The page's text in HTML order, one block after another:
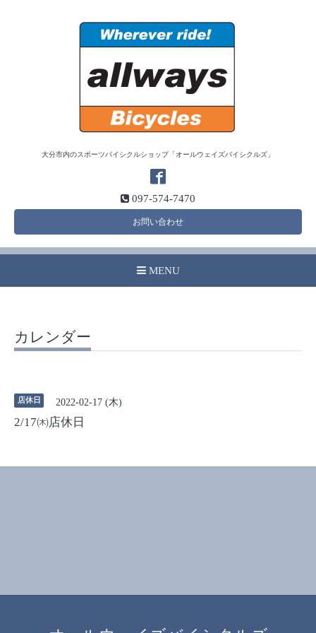
大分市内のスポーツバイシクルショップ「オールウェイズバイシクルズ」
097-574-7470
お問い合わせ
MENU
カレンダー
店休日 2022-02-17 (木)
2/17㈭店休日